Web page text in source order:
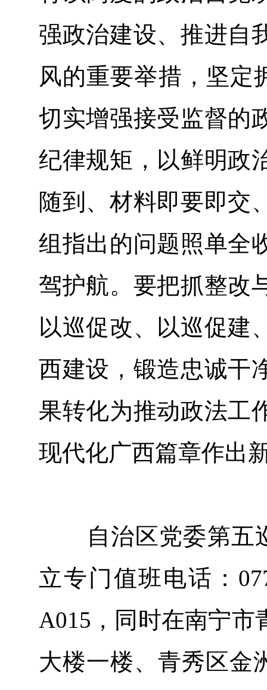
强政治建设、推进自
风的重要举措，坚
切实增强接受监督的
纪律规矩，以鲜明政
随到、材料即要即交
组指出的问题照单全
驾护航。要把抓整改
以巡促改、以巡促建
西建设，锻造忠诚干
果转化为推动政法工
现代化广西篇章作出
自治区党委第五巡
立专门值班电话：
A015，同时在南宁市
大楼一楼、青秀区金